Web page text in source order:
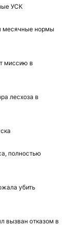
УСК
месячные нормы
миссию в
лесхоза в
полностью
убить
вызван отказом в